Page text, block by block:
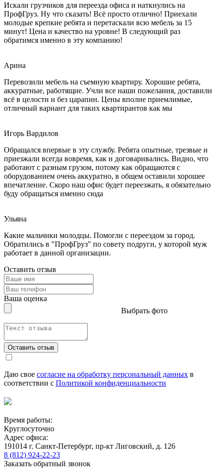
Искали грузчиков для переезда офиса и наткнулись на
ПрофГруз. Ну что сказать! Всё просто отлично! Приехали
молодые крепкие ребята и перетаскали всю мебель за 15
минут! Цена и качество на уровне! В следующий раз
обратимся именно в эту компанию!
Арина
Перевозили мебель на съемную квартиру. Хорошие ребята,
аккуратные, работящие. Учли все наши пожелания, доставили
всё в целости и без царапин. Цены вполне приемлимые,
отличный вариант для таких квартирантов как мы
Игорь Вардилов
Обращался впервые в эту службу. Ребята опытные, трезвые и
приезжали всегда вовремя, как и договаривались. Видно, что
работают с разным грузом, потому как обращаются с
оборудованием очень аккуратно, в общем оставили хорошее
впечатление. Скоро наш офис будет переезжать, я обязательно
буду обращаться именно сюда
Ульяна
Какие мальчики молодцы. Помогли с переездом за город.
Обратились в "ПрофГруз" по совету подруги, у которой муж
работает в данной организации.
Оставить отзыв
Ваша оценка
Выбрать фото
Оставить отзыв
Даю свое согласие на обработку персональный данных в
соответствии с Политикой конфиденциальности
Время работы:
Круглосуточно
Адрес офиса:
191014 г. Санкт-Петербург, пр-кт Лиговский, д. 126
8 (812) 924-22-23
Заказать обратный звонок